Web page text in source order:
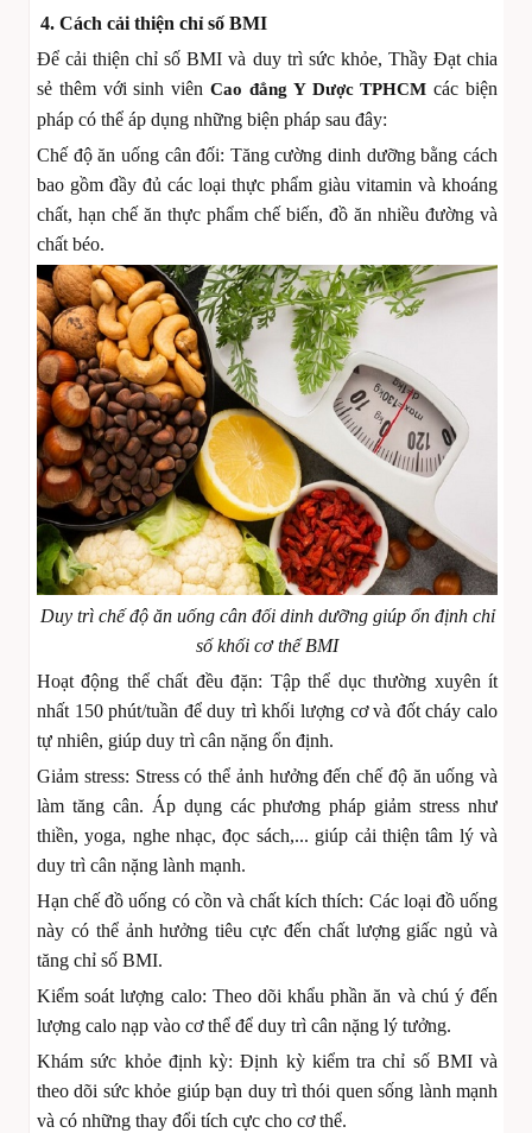
4. Cách cải thiện chỉ số BMI
Để cải thiện chỉ số BMI và duy trì sức khỏe, Thầy Đạt chia
sẻ thêm với sinh viênCao đẳng Y Dược TPHCM các biện
pháp có thể áp dụng những biện pháp sau đây:
Chế độ ăn uống cân đối: Tăng cường dinh dưỡng bằng cách
bao gồm đầy đủ các loại thực phẩm giàu vitamin và khoáng
chất, hạn chế ăn thực phẩm chế biến, đồ ăn nhiều đường và
chất béo.
Duy trì chế độ ăn uống cân đối dinh dưỡng giúp ổn định chỉ
số khối cơ thể BMI
Hoạt động thể chất đều đặn: Tập thể dục thường xuyên ít
nhất 150 phút/tuần để duy trì khối lượng cơ và đốt cháy calo
tự nhiên, giúp duy trì cân nặng ổn định.
Giảm stress: Stress có thể ảnh hưởng đến chế độ ăn uống và
làm tăng cân. Áp dụng các phương pháp giảm stress như
thiền, yoga, nghe nhạc, đọc sách,... giúp cải thiện tâm lý và
duy trì cân nặng lành mạnh.
Hạn chế đồ uống có cồn và chất kích thích: Các loại đồ uống
này có thể ảnh hưởng tiêu cực đến chất lượng giấc ngủ và
tăng chỉ số BMI.
Kiểm soát lượng calo: Theo dõi khẩu phần ăn và chú ý đến
lượng calo nạp vào cơ thể để duy trì cân nặng lý tưởng.
Khám sức khỏe định kỳ: Định kỳ kiểm tra chỉ số BMI và
theo dõi sức khỏe giúp bạn duy trì thói quen sống lành mạnh
và có những thay đổi tích cực cho cơ thể.